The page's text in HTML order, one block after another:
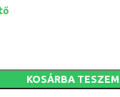
KOSÁRBA TESZEM